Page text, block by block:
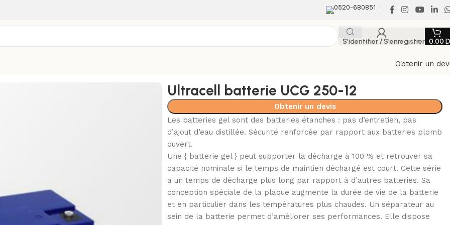
0520-680851
S'identifier / S'enregistrer 0.00
Obtenir un
Ultracell batterie UCG 250-12
Obtenir un devis
Les batteries gel sont des batteries étanches : pas d’entretien, pas
d’ajout d’eau distillée. Sécurité renforcée par rapport aux batteries plomb
ouvert.
Une { batterie gel } peut supporter la décharge à 100 % et retrouver sa
capacité nominale si le temps de maintien déchargé est court. Cette série
a un temps de décharge plus long par rapport à d’autres batteries. Sa
conception spéciale de la plaque augmente la durée de vie de la batterie
et en particulier dans les températures plus chaudes. Un séparateur au
sein de la batterie permet d’améliorer ses performances. Elle dispose